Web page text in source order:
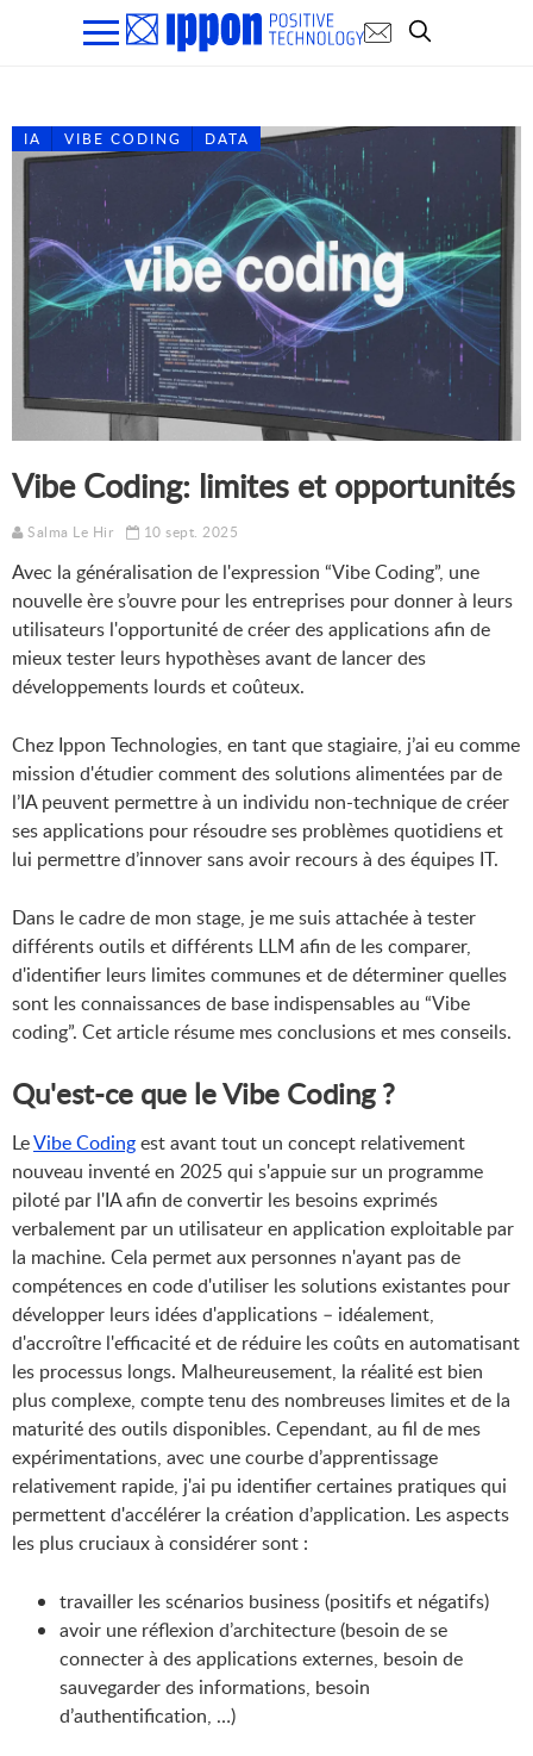
IA VIBE CODING DATA
Vibe Coding: limites et opportunités
Salma Le Hir 10 sept. 2025
Avec la généralisation de l'expression “Vibe Coding”, une
nouvelle ère s’ouvre pour les entreprises pour donner à leurs
utilisateurs l'opportunité de créer des applications afin de
mieux tester leurs hypothèses avant de lancer des
développements lourds et coûteux.
Chez Ippon Technologies, en tant que stagiaire, j’ai eu comme
mission d'étudier comment des solutions alimentées par de
l’IA peuvent permettre à un individu non-technique de créer
ses applications pour résoudre ses problèmes quotidiens et
lui permettre d’innover sans avoir recours à des équipes IT.
Dans le cadre de mon stage, je me suis attachée à tester
différents outils et différents LLM afin de les comparer,
d'identifier leurs limites communes et de déterminer quelles
sont les connaissances de base indispensables au “Vibe
coding”. Cet article résume mes conclusions et mes conseils.
Qu'est-ce que le Vibe Coding ?
LeVibe Codingest avant tout un concept relativement
nouveau inventé en 2025 qui s'appuie sur un programme
piloté par l'IA afin de convertir les besoins exprimés
verbalement par un utilisateur en application exploitable par
la machine. Cela permet aux personnes n'ayant pas de
compétences en code d'utiliser les solutions existantes pour
développer leurs idées d'applications – idéalement,
d'accroître l'efficacité et de réduire les coûts en automatisant
les processus longs. Malheureusement, la réalité est bien
plus complexe, compte tenu des nombreuses limites et de la
maturité des outils disponibles. Cependant, au fil de mes
expérimentations, avec une courbe d’apprentissage
relativement rapide, j'ai pu identifier certaines pratiques qui
permettent d'accélérer la création d’application. Les aspects
les plus cruciaux à considérer sont :
travailler les scénarios business (positifs et négatifs)
avoir une réflexion d’architecture (besoin de se
connecter à des applications externes, besoin de
sauvegarder des informations, besoin
d’authentification, …)